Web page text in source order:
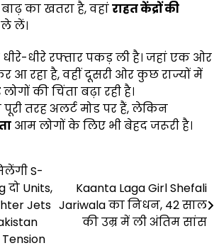
का खतरा है, वहांराहत केंद्रों की
लें।
धीरे रफ्तार पकड़ ली है। जहां एक ओर
आ रहा है, वहीं दूसरी ओर कुछ राज्यों में
लोगों की चिंता बढ़ा रही है।
तरह अलर्ट मोड पर हैं, लेकिन
आम लोगों के लिए भी बेहद जरूरी है।
S-
दो Units,
Jets
Kaanta Laga Girl Shefali
Jariwala का निधन, 42 साल
की उम्र में ली अंतिम सांस